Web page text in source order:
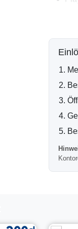
Eine
Nach
Wenn